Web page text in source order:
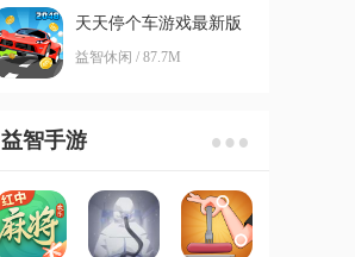
天天停个车游戏最新版
益智休闲 / 87.7M
益智手游